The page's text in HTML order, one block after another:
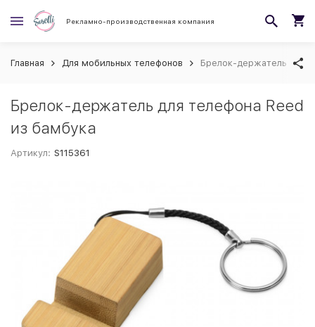
Рекламно-производственная компания
Главная Для мобильных телефонов Брелок-держатель для
Брелок-держатель для телефона Reed
из бамбука
Артикул: S115361